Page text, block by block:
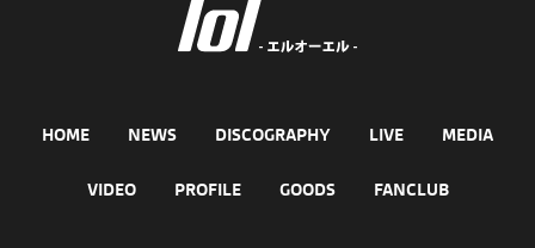
HOME NEWS DISCOGRAPHY LIVE MEDIA
VIDEO PROFILE GOODS FANCLUB